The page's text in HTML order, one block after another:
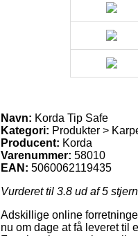
Navn: Korda Tip Safe
Kategori: Produkter >
Producent: Korda
Varenummer: 58010
EAN: 5060062119435
Vurderet til 3.8 ud af 5
Adskillige online
nu om dage at få leveret til